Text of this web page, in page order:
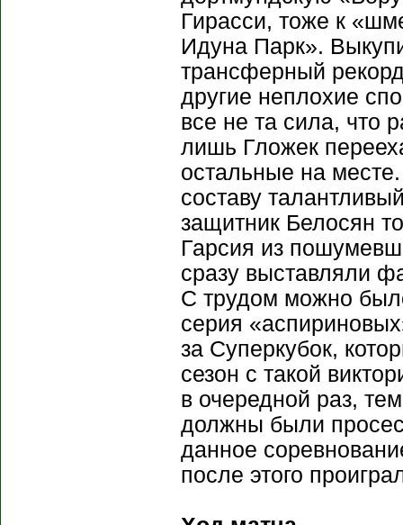
Гирасси, тоже к
Идуна Парк».
трансферный
другие неплохие
все не та сила, что
лишь Гложек
остальные на
составу
защитник Белосян
Гарсия из
сразу выставляли
С трудом можно
серия
за Суперкубок,
сезон с такой
в очередной раз,
должны были
данное
после этого